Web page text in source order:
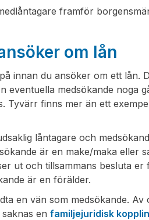
framför
om lån
innan du ansöker om ett lån.
eventuella medsökande noga
Tyvärr finns mer än ett
låntagare och
är en make/maka eller
ut och tillsammans besluta
är en förälder.
en vän som medsökande.
saknas enfamiljejuridisk